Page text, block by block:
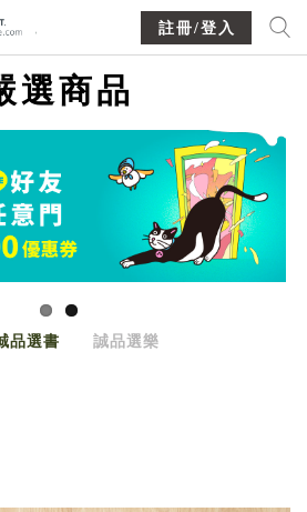
註冊/登入
選商品
品選書 誠品選樂